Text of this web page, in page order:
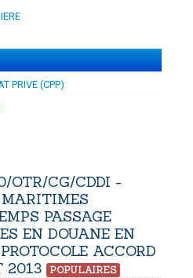
Douane Togolaise
CADASTRE &
DOCUMENTATION
Toute la Documentation
CONTACT
Contactez OTR
PRIVE (CPP)
OTR/CG/CDDI -
MARITIMES
PASSAGE
EN DOUANE EN
ACCORD
2013
POPULAIRES